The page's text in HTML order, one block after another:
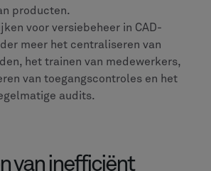
producten.
voor versiebeheer in CAD-
meer het centraliseren van
het trainen van medewerkers,
van toegangscontroles en het
audits.
van inefficiënt